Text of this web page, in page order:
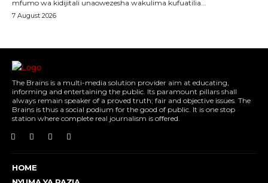
mfumo wa kidijitali unaowezesha wakulima kufuatilia...
7 August 2026
The Brains is a multi-media solution provider aim at educating,
informing and entertaining the public. Its paramount pillars shall
always remain speaker of a proved truth; fair and objective issues. The
Brains is thus a social podium for the good of public. It is one stop
station where complete real journalism is offered.
HOME